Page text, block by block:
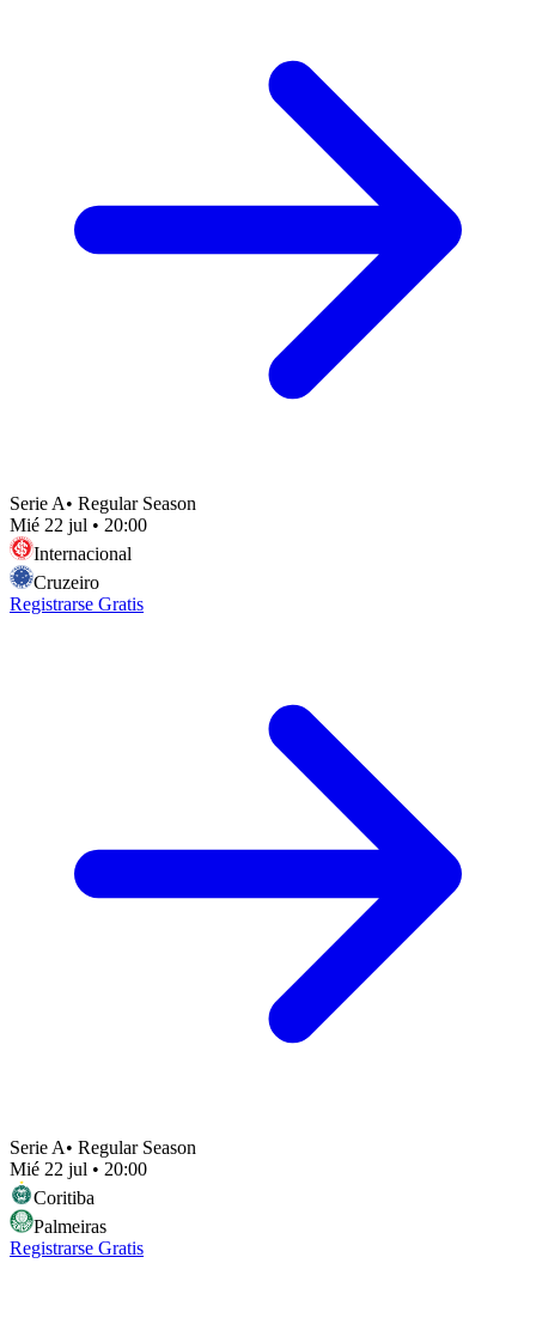
Serie A• Regular Season
Mié 22 jul • 20:00
Internacional
Cruzeiro
Registrarse Gratis
Serie A• Regular Season
Mié 22 jul • 20:00
Coritiba
Palmeiras
Registrarse Gratis